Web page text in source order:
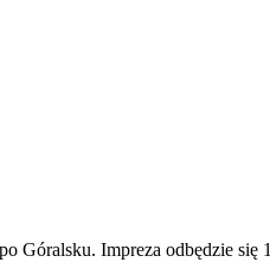
Góralsku. Impreza odbędzie